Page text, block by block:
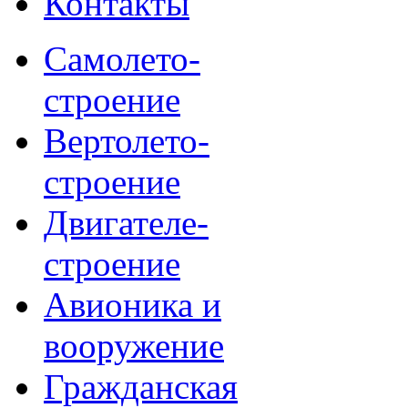
Самолето-
строение
Вертолето-
строение
Двигателе-
строение
Авионика и
вооружение
Гражданская